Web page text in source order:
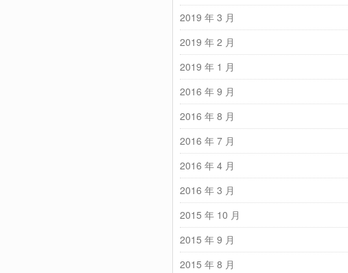
2019 年 3 月
2019 年 2 月
2019 年 1 月
2016 年 9 月
2016 年 8 月
2016 年 7 月
2016 年 4 月
2016 年 3 月
2015 年 10 月
2015 年 9 月
2015 年 8 月